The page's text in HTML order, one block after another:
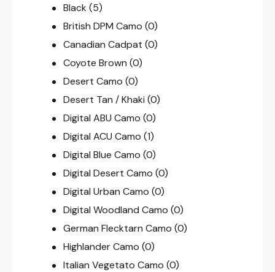
Black (5)
British DPM Camo (0)
Canadian Cadpat (0)
Coyote Brown (0)
Desert Camo (0)
Desert Tan / Khaki (0)
Digital ABU Camo (0)
Digital ACU Camo (1)
Digital Blue Camo (0)
Digital Desert Camo (0)
Digital Urban Camo (0)
Digital Woodland Camo (0)
German Flecktarn Camo (0)
Highlander Camo (0)
Italian Vegetato Camo (0)